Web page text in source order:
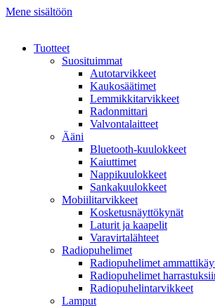
Mene sisältöön
Tuotteet
Suosituimmat
Autotarvikkeet
Kaukosäätimet
Lemmikkitarvikkeet
Radonmittari
Valvontalaitteet
Ääni
Bluetooth-kuulokkeet
Kaiuttimet
Nappikuulokkeet
Sankakuulokkeet
Mobiilitarvikkeet
Kosketusnäyttökynät
Laturit ja kaapelit
Varavirtalähteet
Radiopuhelimet
Radiopuhelimet
Radiopuhelimet
Radiopuhelintarvikkeet
Lamput